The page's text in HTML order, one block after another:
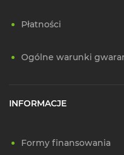
Płatności
Ogólne warunki
INFORMACJE
Formy finansowania